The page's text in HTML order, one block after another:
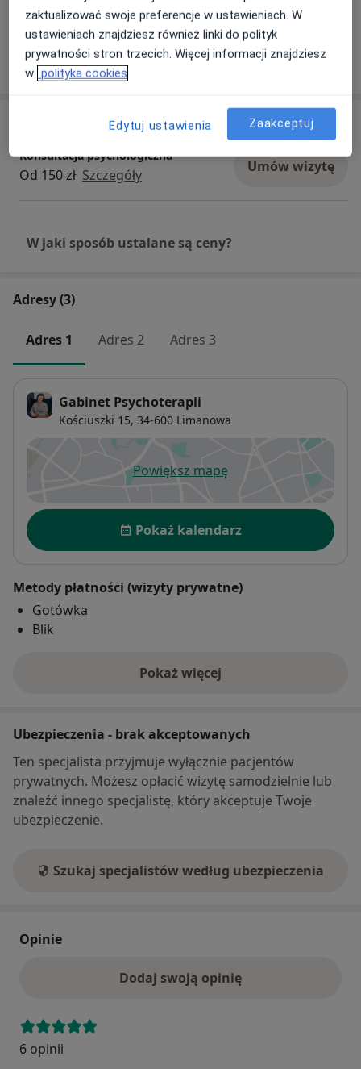
Zobacz galerię (1)
Pokaż więcej
Konsultacja psychologiczna
Od 150 zł Szczegóły Umów wizytę
W jaki sposób ustalane są ceny?
Adresy (3)
Adres 1 Adres 2 Adres 3
Gabinet Psychoterapii
Kościuszki 15, 34-600 Limanowa
Powiększ mapęotwiera się w nowej karcie
Dostępność
Pokaż kalendarz
Metody płatności (wizyty prywatne)
Gotówka
Blik
Pokaż więcej
o adresie
Ubezpieczenia - brak akceptowanych
Ten specjalista przyjmuje wyłącznie pacjentów
prywatnych. Możesz opłacić wizytę samodzielnie lub
znaleźć innego specjalistę, który akceptuje Twoje
ubezpieczenie.
Szukaj specjalistów według ubezpieczenia
Opinie
Dodaj swoją opinię
6 opinii
zaktualizować swoje preferencje w ustawieniach. W
ustawieniach znajdziesz również linki do polityk
prywatności stron trzecich. Więcej informacji znajdziesz
w polityka cookies
Edytuj ustawienia Zaakceptuj